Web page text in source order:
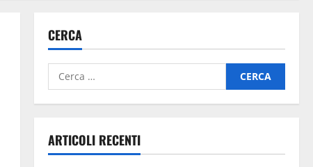
CERCA
ARTICOLI RECENTI